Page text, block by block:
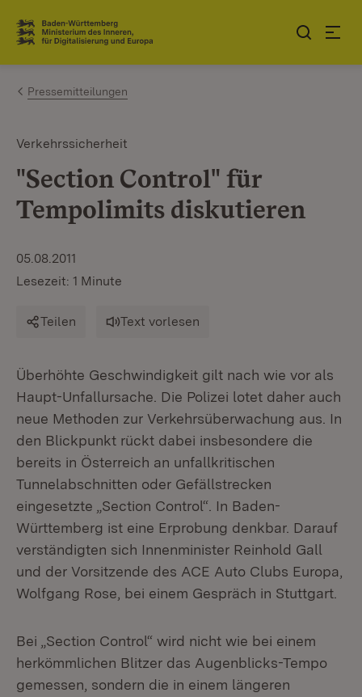
Zum Inhalt springen
Link zur Startseite
Pressemitteilungen
Verkehrssicherheit
"Section Control" für
Tempolimits diskutieren
05.08.2011
Lesezeit: 1 Minute
Teilen Text vorlesen
Überhöhte Geschwindigkeit gilt nach wie vor als
Haupt-Unfallursache. Die Polizei lotet daher auch
neue Methoden zur Verkehrsüberwachung aus. In
den Blickpunkt rückt dabei insbesondere die
bereits in Österreich an unfallkritischen
Tunnelabschnitten oder Gefällstrecken
eingesetzte „Section Control“. In Baden-
Württemberg ist eine Erprobung denkbar. Darauf
verständigten sich Innenminister Reinhold Gall
und der Vorsitzende des ACE Auto Clubs Europa,
Wolfgang Rose, bei einem Gespräch in Stuttgart.
Bei „Section Control“ wird nicht wie bei einem
herkömmlichen Blitzer das Augenblicks-Tempo
gemessen, sondern die in einem längeren